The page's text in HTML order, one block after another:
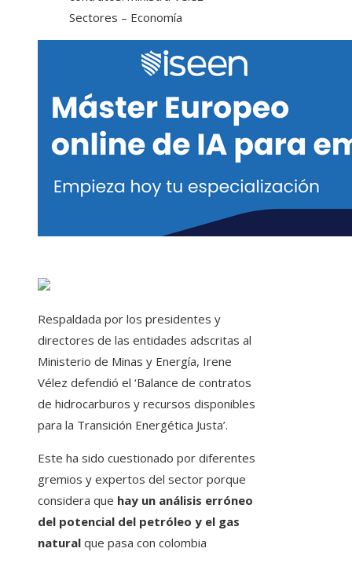
Respaldada por los presidentes y
directores de las entidades adscritas al
Ministerio de Minas y Energía, Irene
Vélez defendió el ‘Balance de contratos
de hidrocarburos y recursos disponibles
para la Transición Energética Justa’.
Este ha sido cuestionado por diferentes
gremios y expertos del sector porque
considera que hay un análisis erróneo
del potencial del petróleo y el gas
natural que pasa con colombia